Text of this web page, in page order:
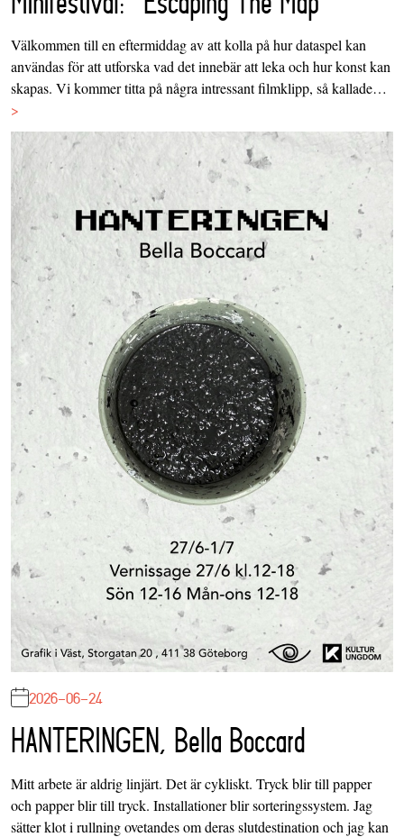
Välkommen till en eftermiddag av att kolla på hur dataspel kan
användas för att utforska vad det innebär att leka och hur konst kan
skapas. Vi kommer titta på några intressant filmklipp, så kallade…
>
2026-06-24
HANTERINGEN, Bella Boccard
Mitt arbete är aldrig linjärt. Det är cykliskt. Tryck blir till papper
och papper blir till tryck. Installationer blir sorteringssystem. Jag
sätter klot i rullning ovetandes om deras slutdestination och jag kan